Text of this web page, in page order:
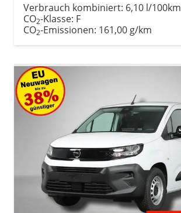
Verbrauch kombiniert: 6,10 l/100km
CO2-Klasse: F
CO2-Emissionen: 161,00 g/km